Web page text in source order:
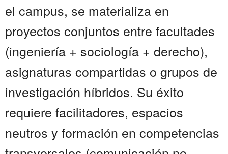
el campus, se materializa en
proyectos conjuntos entre facultades
(ingeniería + sociología + derecho),
asignaturas compartidas o grupos de
investigación híbridos. Su éxito
requiere facilitadores, espacios
neutros y formación en competencias